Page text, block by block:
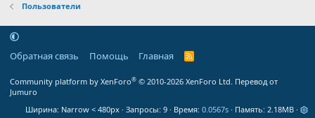
Пользователи
Обратная связь Помощь Главная
R
Community platform by XenForo® © 2010-2026 XenForo Ltd. Перевод от
Jumuro
Ширина
Запросы 9 Время 0.0567s Память 2.18MB